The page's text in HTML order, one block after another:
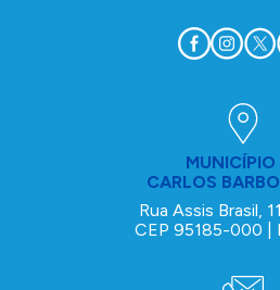
MUNICÍPIO
CARLOS
Rua Assis Brasil,
CEP 95185-000 |